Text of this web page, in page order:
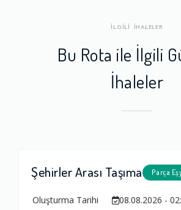
İLGİLİ İHALELER
Bu Rota ile İlgili
İhaleler
Şehirler Arası Taşıma Parça
Oluşturma Tarihi
08.08.2026 -